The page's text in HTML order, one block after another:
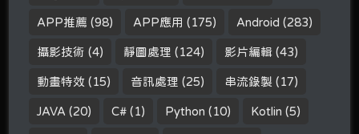
APP推薦 (98) APP應用 (175) Android (283)
攝影技術 (4) 靜圖處理 (124) 影片編輯 (43)
動畫特效 (15) 音訊處理 (25) 串流錄製 (17)
JAVA (20) C# (1) Python (10) Kotlin (5)